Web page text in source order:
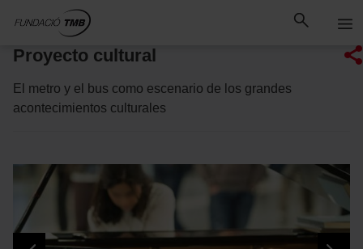
Saltar al contenido principal
al
Proyecto cultural
El metro y el bus como escenario de los grandes
acontecimientos culturales